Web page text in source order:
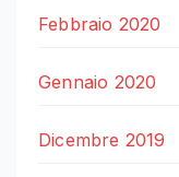
Febbraio 2020
Gennaio 2020
Dicembre 2019